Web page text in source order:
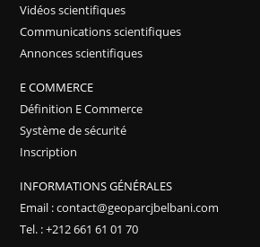
Vidéos scientifiques
Communications scientifiques
Annonces scientifiques
E COMMERCE
Définition E Commerce
Système de sécurité
Inscription
INFORMATIONS GÉNÉRALES
Email : contact@geoparcjbelbani.com
Tel. : +212 661 61 01 70